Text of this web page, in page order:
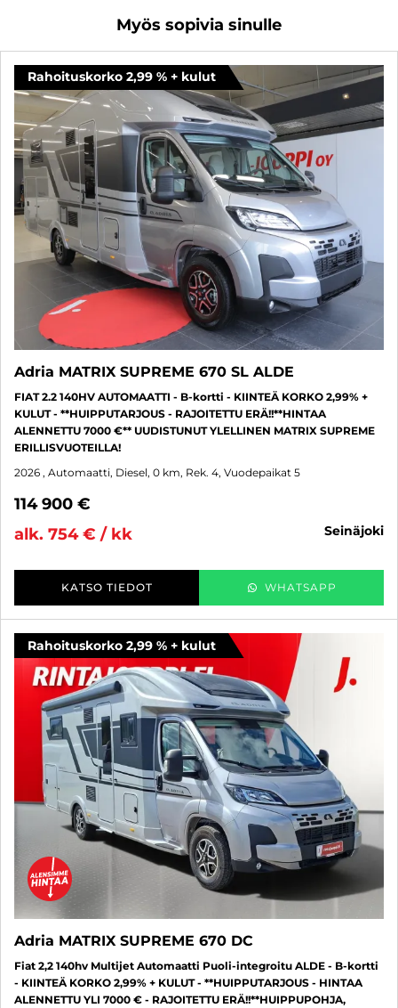
Myös sopivia sinulle
Rahoituskorko 2,99 % + kulut
Adria MATRIX SUPREME 670 SL ALDE
FIAT 2.2 140HV AUTOMAATTI - B-kortti - KIINTEÄ KORKO 2,99% +
KULUT - **HUIPPUTARJOUS - RAJOITETTU ERÄ!!**HINTAA
ALENNETTU 7000 €** UUDISTUNUT YLELLINEN MATRIX SUPREME
ERILLISVUOTEILLA!
2026 , Automaatti, Diesel, 0 km, Rek. 4, Vuodepaikat 5
114 900 €
alk. 754 € / kk
seinäjoki
KATSO TIEDOT WHATSAPP
Rahoituskorko 2,99 % + kulut
Adria MATRIX SUPREME 670 DC
Fiat 2,2 140hv Multijet Automaatti Puoli-integroitu ALDE - B-kortti
- KIINTEÄ KORKO 2,99% + KULUT - **HUIPPUTARJOUS - HINTAA
ALENNETTU YLI 7000 € - RAJOITETTU ERÄ!!**HUIPPUPOHJA,